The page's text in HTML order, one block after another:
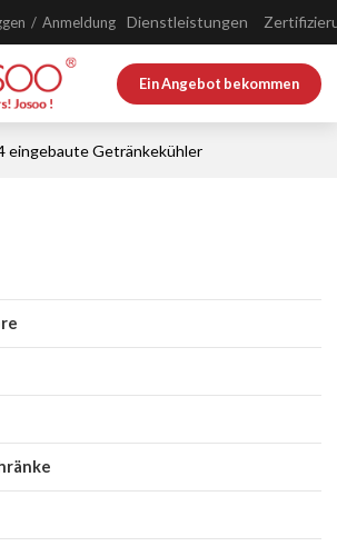
/ Anmeldung Dienstleistungen
Ein Angebot bekommen
eingebaute Getränkekühler